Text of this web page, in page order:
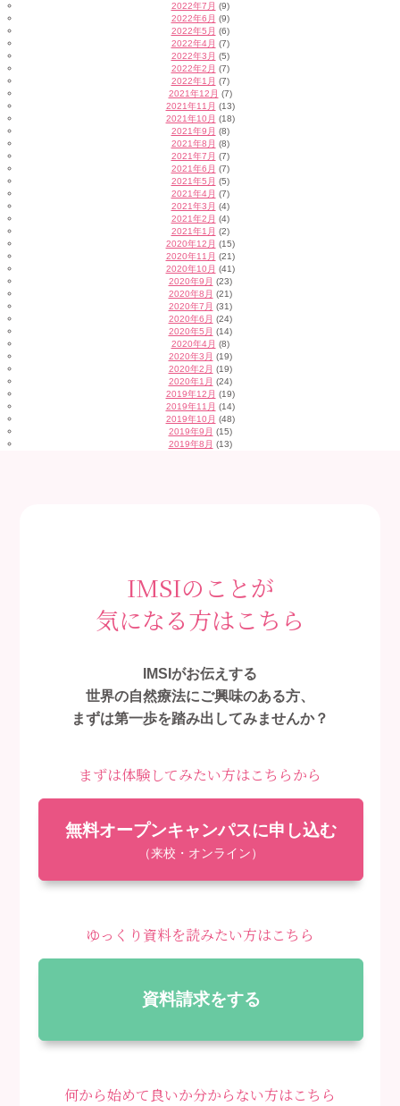
2022年7月 (9)
2022年6月 (9)
2022年5月 (6)
2022年4月 (7)
2022年3月 (5)
2022年2月 (7)
2022年1月 (7)
2021年12月 (7)
2021年11月 (13)
2021年10月 (18)
2021年9月 (8)
2021年8月 (8)
2021年7月 (7)
2021年6月 (7)
2021年5月 (5)
2021年4月 (7)
2021年3月 (4)
2021年2月 (4)
2021年1月 (2)
2020年12月 (15)
2020年11月 (21)
2020年10月 (41)
2020年9月 (23)
2020年8月 (21)
2020年7月 (31)
2020年6月 (24)
2020年5月 (14)
2020年4月 (8)
2020年3月 (19)
2020年2月 (19)
2020年1月 (24)
2019年12月 (19)
2019年11月 (14)
2019年10月 (48)
2019年9月 (15)
2019年8月 (13)
IMSIのことが
気になる方はこちら
IMSIがお伝えする
世界の自然療法にご興味のある方、
まずは第一歩を踏み出してみませんか？
まずは体験してみたい方はこちらから
無料オープンキャンパスに申し込む
（来校・オンライン）
ゆっくり資料を読みたい方はこちら
資料請求をする
何から始めて良いか分からない方はこちら